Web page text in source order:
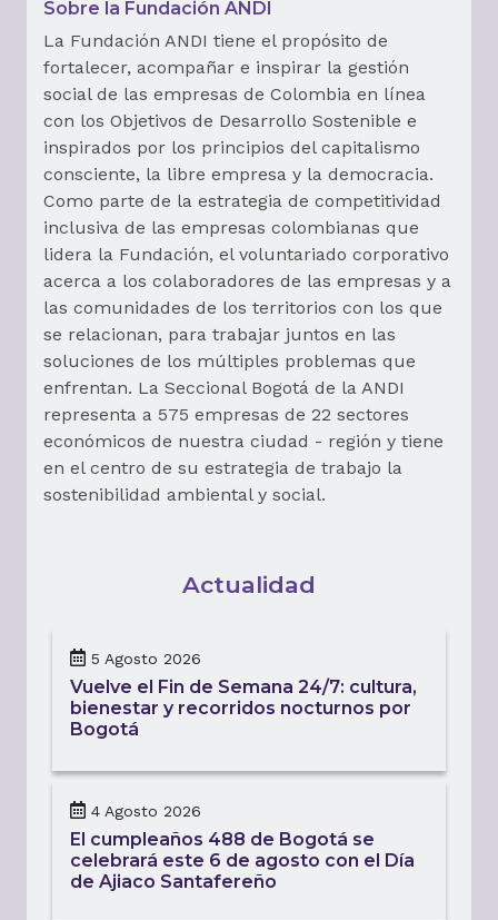
Sobre la Fundación ANDI
La Fundación ANDI tiene el propósito de
fortalecer, acompañar e inspirar la gestión
social de las empresas de Colombia en línea
con los Objetivos de Desarrollo Sostenible e
inspirados por los principios del capitalismo
consciente, la libre empresa y la democracia.
Como parte de la estrategia de competitividad
inclusiva de las empresas colombianas que
lidera la Fundación, el voluntariado corporativo
acerca a los colaboradores de las empresas y a
las comunidades de los territorios con los que
se relacionan, para trabajar juntos en las
soluciones de los múltiples problemas que
enfrentan. La Seccional Bogotá de la ANDI
representa a 575 empresas de 22 sectores
económicos de nuestra ciudad - región y tiene
en el centro de su estrategia de trabajo la
sostenibilidad ambiental y social.
Actualidad
5 Agosto 2026
Vuelve el Fin de Semana 24/7: cultura,
bienestar y recorridos nocturnos por
Bogotá
4 Agosto 2026
El cumpleaños 488 de Bogotá se
celebrará este 6 de agosto con el Día
de Ajiaco Santafereño